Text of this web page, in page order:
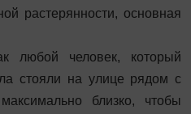
растерянности, основная
любой человек, который
стояли на улице рядом с
близко, чтобы